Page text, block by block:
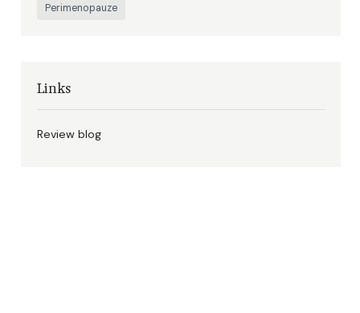
Perimenopauze
Links
Review blog